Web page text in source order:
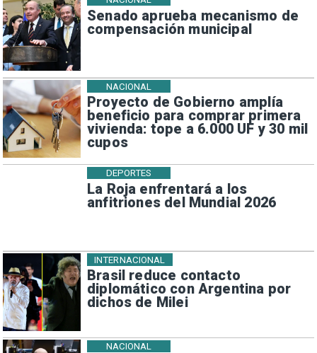
Senado aprueba mecanismo de
compensación municipal
Proyecto de Gobierno amplía
beneficio para comprar primera
vivienda: tope a 6.000 UF y 30 mil
cupos
NACIONAL
La Roja enfrentará a los
anfitriones del Mundial 2026
DEPORTES
Brasil reduce contacto
diplomático con Argentina por
dichos de Milei
INTERNACIONAL
NACIONAL